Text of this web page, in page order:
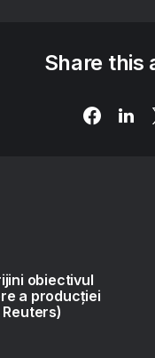
Share this
obiectivul
a producției